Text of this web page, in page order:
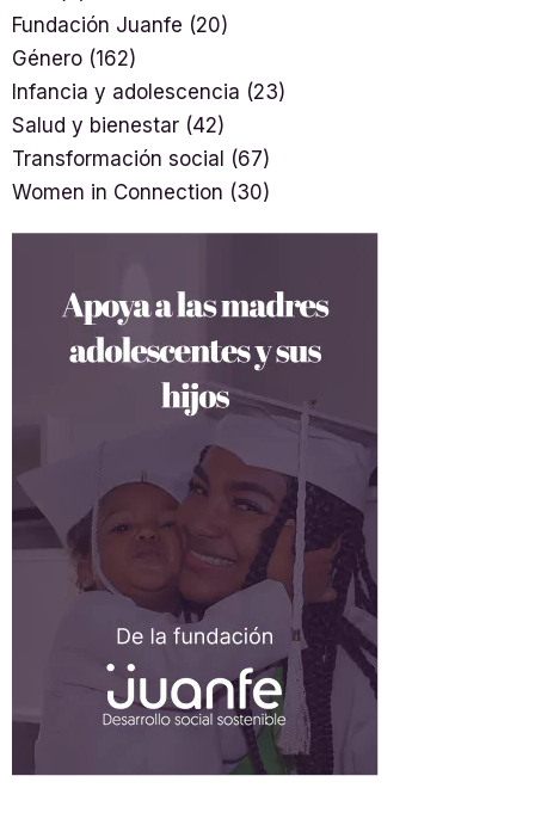
Fundación Juanfe (20)
Género (162)
Infancia y adolescencia (23)
Salud y bienestar (42)
Transformación social (67)
Women in Connection (30)